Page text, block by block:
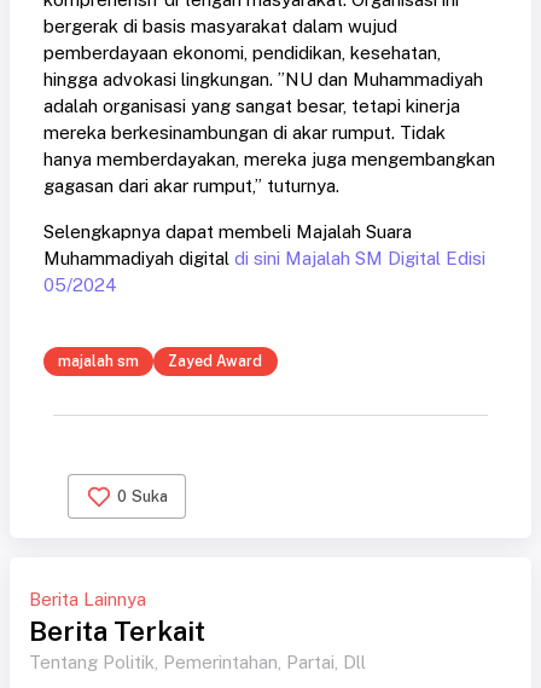
bergerak di basis masyarakat dalam wujud
pemberdayaan ekonomi, pendidikan, kesehatan,
hingga advokasi lingkungan. ”NU dan Muhammadiyah
adalah organisasi yang sangat besar, tetapi kinerja
mereka berkesinambungan di akar rumput. Tidak
hanya memberdayakan, mereka juga mengembangkan
gagasan dari akar rumput,” tuturnya.
Selengkapnya dapat membeli Majalah Suara
Muhammadiyah digital di sini Majalah SM Digital Edisi
05/2024
majalah sm Zayed Award
0 Suka
Berita Lainnya
Berita Terkait
Tentang Politik, Pemerintahan, Partai, Dll